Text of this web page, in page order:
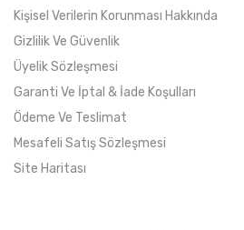
Kişisel Verilerin Korunması Hakkında
Gizlilik Ve Güvenlik
Üyelik Sözleşmesi
Garanti Ve İptal & İade Koşulları
Ödeme Ve Teslimat
Mesafeli Satış Sözleşmesi
Site Haritası